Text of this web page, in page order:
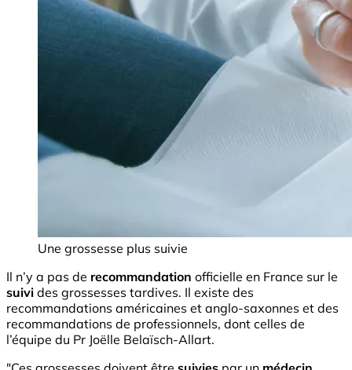
Une grossesse plus suivie
Il n’y a pas de recommandation officielle en France sur le
suivi des grossesses tardives. Il existe des
recommandations américaines et anglo-saxonnes et des
recommandations de professionnels, dont celles de
l’équipe du Pr Joëlle Belaïsch-Allart.